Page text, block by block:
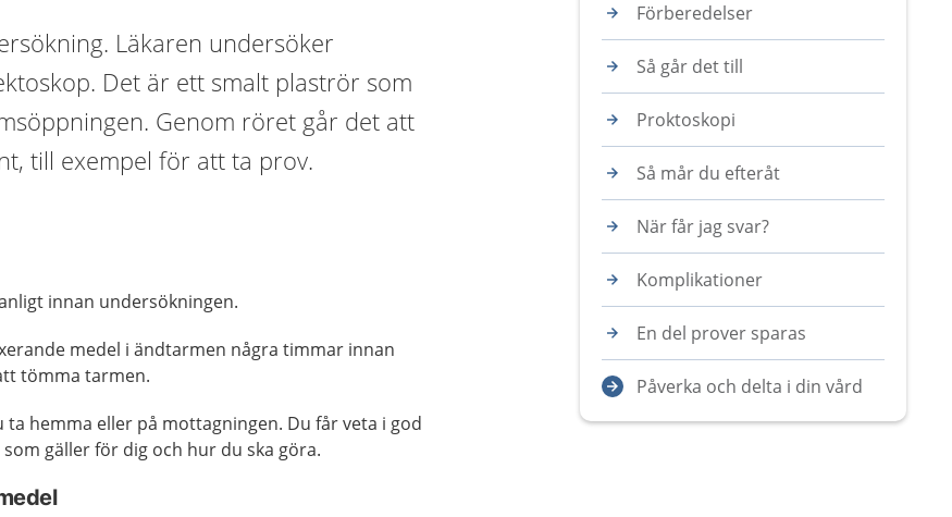
Läkaren undersöker
Det är ett smalt plaströr som
Genom röret går det att
till exempel för att ta prov.
innan undersökningen.
medel i ändtarmen några timmar innan
tömma tarmen.
ta hemma eller på mottagningen. Du får veta i god
gäller för dig och hur du ska göra.
Förberedelser
Så går det till
Proktoskopi
Så mår du efteråt
När får jag svar?
Komplikationer
En del prover sparas
Påverka och delta i din vård